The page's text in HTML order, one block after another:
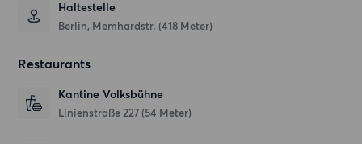
Haltestelle
Berlin, Memhardstr. (418 Meter)
Restaurants
Kantine Volksbühne
Linienstraße 227 (54 Meter)